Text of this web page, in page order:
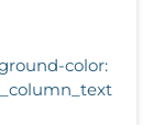
color: